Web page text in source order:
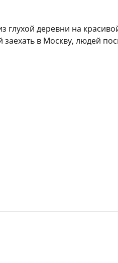
глухой деревни на
в Москву, людей